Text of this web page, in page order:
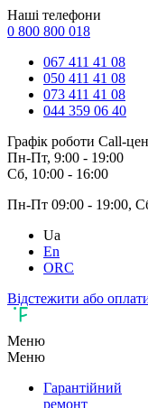
Наші телефони
0 800 800 018
067 411 41 08
050 411 41 08
073 411 41 08
044 359 06 40
Графік роботи Call-
Пн-Пт, 9:00 - 19:00
Сб, 10:00 - 16:00
Пн-Пт 09:00 - 19:00,
Ua
En
ORC
Відстежити або
Меню
Меню
Гарантійний
ремонт